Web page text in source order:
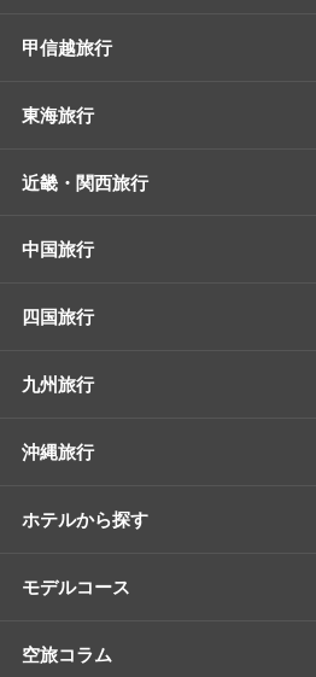
甲信越旅行
東海旅行
近畿・関西旅行
中国旅行
四国旅行
九州旅行
沖縄旅行
ホテルから探す
モデルコース
空旅コラム